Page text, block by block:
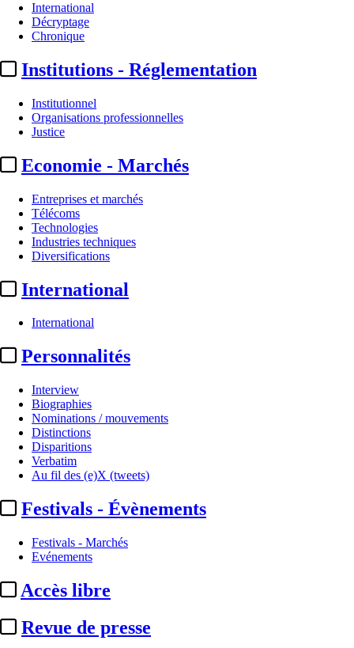
International
Décryptage
Chronique
Institutions - Réglementation
Institutionnel
Organisations professionnelles
Justice
Economie - Marchés
Entreprises et marchés
Télécoms
Technologies
Industries techniques
Diversifications
International
International
Personnalités
Interview
Biographies
Nominations / mouvements
Distinctions
Disparitions
Verbatim
Au fil des (e)X (tweets)
Festivals - Évènements
Festivals - Marchés
Evénements
Accès libre
Revue de presse
Sevad :Cortex Média et
medici.tv, nouveaux membres
ParYvane Dréant